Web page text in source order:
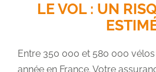
LE VOL : UN
Entre 350 000 et 580 000
année en France. Votre